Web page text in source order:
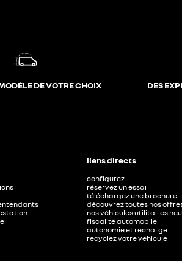
DE VOTRE CHOIX DES
liens directs
configurez
réservez un essai
téléchargez une brochure
découvrez toutes nos
nos véhicules utilitaires
fiscalité automobile
autonomie et recharge
recyclez votre véhicule